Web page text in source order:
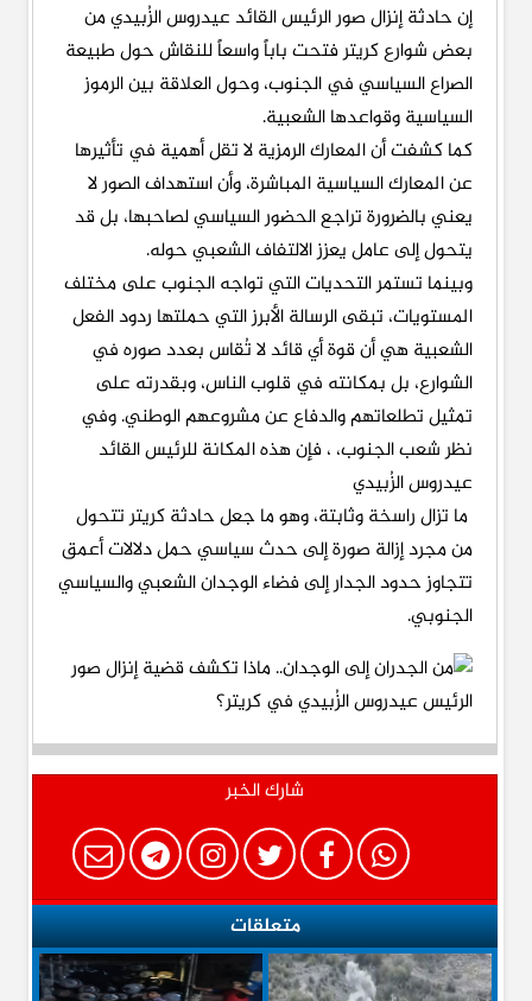
إن حادثة إنزال صور الرئيس القائد عيدروس الزُبيدي من
بعض شوارع كريتر فتحت باباً واسعاً للنقاش حول طبيعة
الصراع السياسي في الجنوب، وحول العلاقة بين الرموز
السياسية وقواعدها الشعبية.
كما كشفت أن المعارك الرمزية لا تقل أهمية في تأثيرها
عن المعارك السياسية المباشرة، وأن استهداف الصور لا
يعني بالضرورة تراجع الحضور السياسي لصاحبها، بل قد
يتحول إلى عامل يعزز الالتفاف الشعبي حوله.
وبينما تستمر التحديات التي تواجه الجنوب على مختلف
المستويات، تبقى الرسالة الأبرز التي حملتها ردود الفعل
الشعبية هي أن قوة أي قائد لا تُقاس بعدد صوره في
الشوارع، بل بمكانته في قلوب الناس، وبقدرته على
تمثيل تطلعاتهم والدفاع عن مشروعهم الوطني. وفي
نظر شعب الجنوب، ، فإن هذه المكانة للرئيس القائد
عيدروس الزُبيدي
ما تزال راسخة وثابتة، وهو ما جعل حادثة كريتر تتحول
من مجرد إزالة صورة إلى حدث سياسي حمل دلالات أعمق
تتجاوز حدود الجدار إلى فضاء الوجدان الشعبي والسياسي
الجنوبي.
شارك الخبر
متعلقات